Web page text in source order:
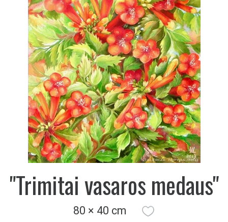
"Trimitai vasaros medaus"
80 × 40 cm